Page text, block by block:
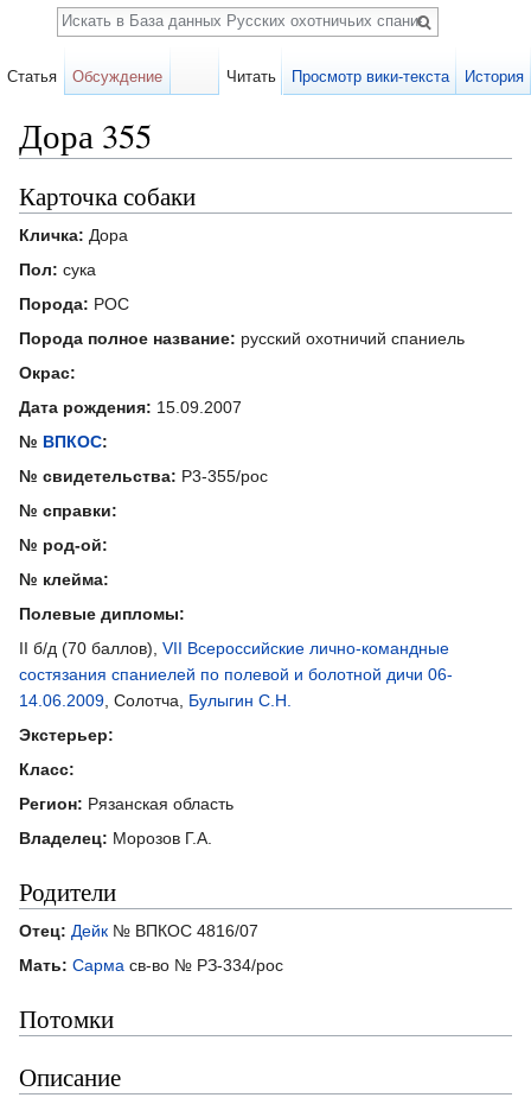
Дора 355
Карточка собаки
Кличка: Дора
Пол: сука
Порода: РОС
Порода полное название: русский охотничий спаниель
Окрас:
Дата рождения: 15.09.2007
№ ВПКОС:
№ свидетельства: Р3-355/рос
№ справки:
№ род-ой:
№ клейма:
Полевые дипломы:
II б/д (70 баллов), VII Всероссийские лично-командные
состязания спаниелей по полевой и болотной дичи 06-
14.06.2009 , Солотча, Булыгин С.Н.
Экстерьер:
Класс:
Регион: Рязанская область
Владелец: Морозов Г.А.
Родители
Отец: Дейк № ВПКОС 4816/07
Мать: Сарма св-во № РЗ-334/рос
Потомки
Описание
Статья Обсуждение Читать Просмотр вики-текста История
Поиск